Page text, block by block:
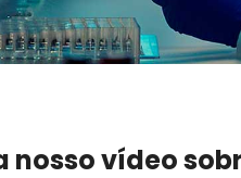
nosso vídeo